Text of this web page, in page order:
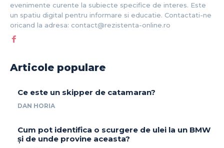
evenimente curente la subiecte specifice de interes. Este
un spatiu digital pentru informare si educatie. Contactati-ne
oricand la adresa: contact@rezistenta-online.ro
Articole populare
Ce este un skipper de catamaran?
DAN HORIA
Cum pot identifica o scurgere de ulei la un BMW
și de unde provine aceasta?